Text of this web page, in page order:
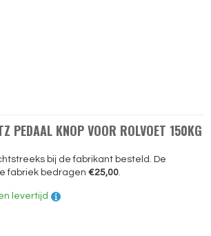
PEDAAL KNOP VOOR ROLVOET 150KG
bij de fabrikant besteld. De
fabriek bedragen €25,00.
levertijd